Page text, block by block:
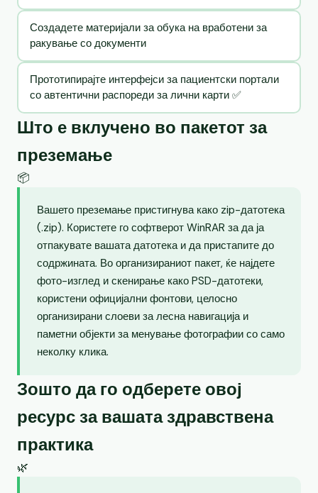
Создадете материјали за обука на вработени за
ракување со документи
Прототипирајте интерфејси за пациентски портали
со автентични распореди за лични карти ✅
Што е вклучено во пакетот за
преземање
📦
Вашето преземање пристигнува како zip-датотека
(.zip). Користете го софтверот WinRAR за да ја
отпакувате вашата датотека и да пристапите до
содржината. Во организираниот пакет, ќе најдете
фото-изглед и скенирање како PSD-датотеки,
користени официјални фонтови, целосно
организирани слоеви за лесна навигација и
паметни објекти за менување фотографии со само
неколку клика.
Зошто да го одберете овој
ресурс за вашата здравствена
практика
🌿